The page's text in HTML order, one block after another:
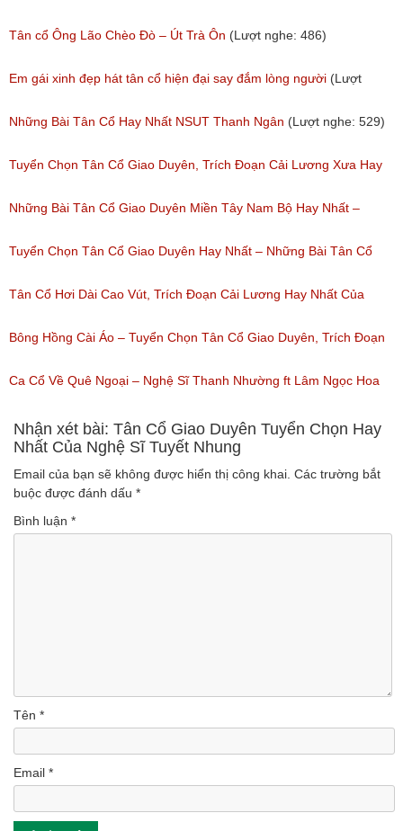
Tân cổ Ông Lão Chèo Đò – Út Trà Ôn (Lượt nghe: 486)
Em gái xinh đẹp hát tân cổ hiện đại say đắm lòng người (Lượt
nghe: 276)
Những Bài Tân Cổ Hay Nhất NSUT Thanh Ngân (Lượt nghe: 529)
Tuyển Chọn Tân Cổ Giao Duyên, Trích Đoạn Cải Lương Xưa Hay
Nhất Được Nghe Nhiều Nhất Trước 1975
(Lượt nghe: 472)
Những Bài Tân Cổ Giao Duyên Miền Tây Nam Bộ Hay Nhất –
Tuyển Tập Tân Cổ Cải Lương Đặc Sắc
(Lượt nghe: 319)
Tuyển Chọn Tân Cổ Giao Duyên Hay Nhất – Những Bài Tân Cổ
Cải Lương Hay Nhất
(Lượt nghe: 216)
Tân Cổ Hơi Dài Cao Vút, Trích Đoạn Cải Lương Hay Nhất Của
Nhiều Nghệ Sĩ Hơi Dài Nghe Nhiều Nhất
(Lượt nghe: 208)
Bông Hồng Cài Áo – Tuyển Chọn Tân Cổ Giao Duyên, Trích Đoạn
Cải Lương Hay Dễ Nghe Mà Cũng Dễ Ngủ
(Lượt nghe: 234)
Ca Cổ Về Quê Ngoại – Nghệ Sĩ Thanh Nhường ft Lâm Ngọc Hoa
(Lượt nghe: 994)
Nhận xét bài: Tân Cổ Giao Duyên Tuyển Chọn Hay
Nhất Của Nghệ Sĩ Tuyết Nhung
Email của bạn sẽ không được hiển thị công khai. Các trường bắt
buộc được đánh dấu *
Bình luận *
Tên *
Email *